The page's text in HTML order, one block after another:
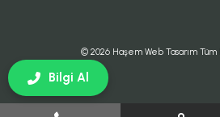
Bilgi Al
© 2026 Haşem Web Tasarım Tüm